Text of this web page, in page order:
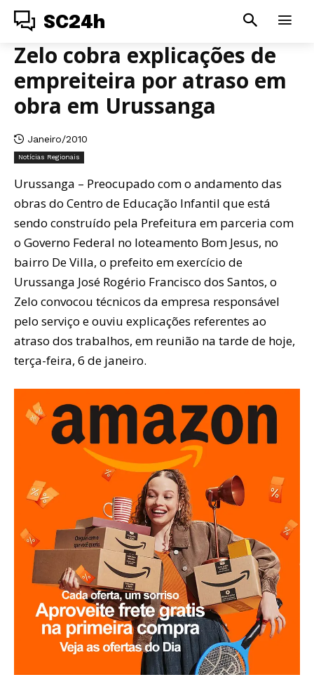
SC24h
Zelo cobra explicações de
empreiteira por atraso em
obra em Urussanga
Janeiro/2010
Notícias Regionais
Urussanga – Preocupado com o andamento das
obras do Centro de Educação Infantil que está
sendo construído pela Prefeitura em parceria com
o Governo Federal no loteamento Bom Jesus, no
bairro De Villa, o prefeito em exercício de
Urussanga José Rogério Francisco dos Santos, o
Zelo convocou técnicos da empresa responsável
pelo serviço e ouviu explicações referentes ao
atraso dos trabalhos, em reunião na tarde de hoje,
terça-feira, 6 de janeiro.